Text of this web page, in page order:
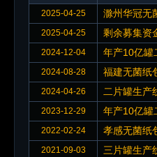
2025-04-25 滁州华冠无
2025-04-25 剩余募集资
2024-12-04 年产10亿罐
2024-08-28 福建无菌纸
2024-04-26 二片罐生产
2023-12-29 年产10亿罐
2022-02-24 孝感无菌纸
2021-09-03 三片罐生产